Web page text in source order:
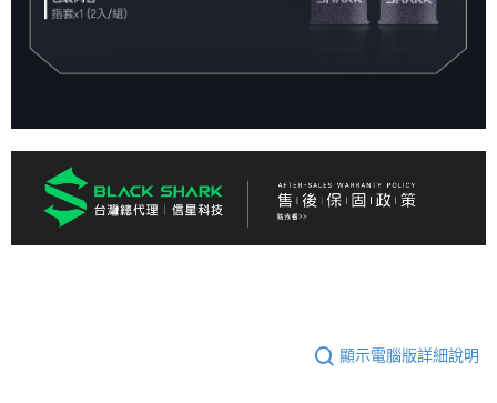
顯示電腦版詳細說明